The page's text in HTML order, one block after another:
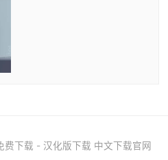
下载 - 汉化版下载 中文下载官网